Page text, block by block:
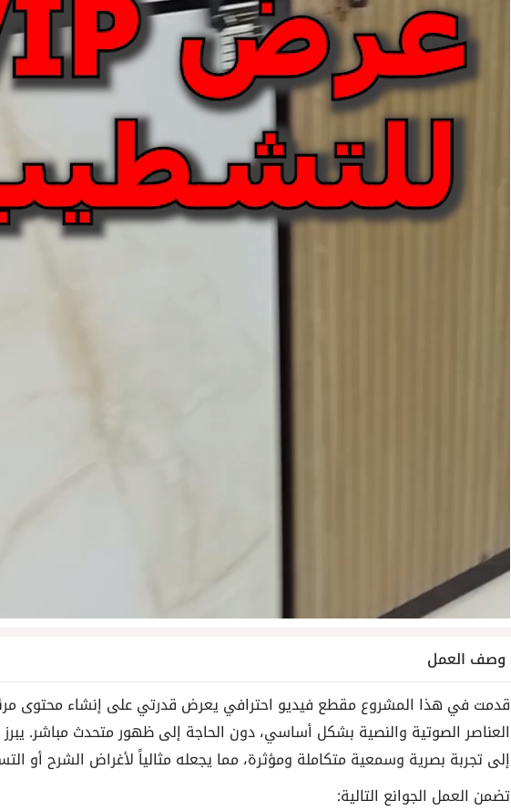
وصف العمل
قدمت في هذا المشروع مقطع فيديو احترافي يعرض قدرتي على إنشاء محتوى
العناصر الصوتية والنصية بشكل أساسي، دون الحاجة إلى ظهور متحدث مباشر.
إلى تجربة بصرية وسمعية متكاملة ومؤثرة، مما يجعله مثالياً لأغراض الشرح أو
تضمن العمل الجوانع التالية: